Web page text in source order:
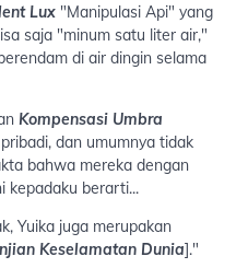
Lux "Manipulasi Api" yang
saja "minum satu liter air,"
di air dingin selama
Kompensasi Umbra
dan umumnya tidak
bahwa mereka dengan
kepadaku berarti...
Yuika juga merupakan
Keselamatan Dunia]."